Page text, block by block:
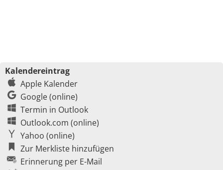
Kalendereintrag
Apple Kalender
Google (online)
Termin in Outlook
Outlook.com (online)
Yahoo (online)
Zur Merkliste hinzufügen
Erinnerung per E-Mail